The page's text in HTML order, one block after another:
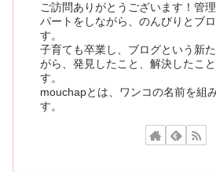
ご訪問ありがとうございます！管
パートをしながら、のんびりとブ
す。
子育ても卒業し、ブログという新
がら、発見したこと、解決したこ
す。
mouchapとは、ワンコの名前を組
す。